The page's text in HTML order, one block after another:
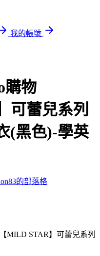
我的帳號
購物
可蕾兒系列
(黑色)-學英
的部落格
MILD STAR】可蕾兒系列